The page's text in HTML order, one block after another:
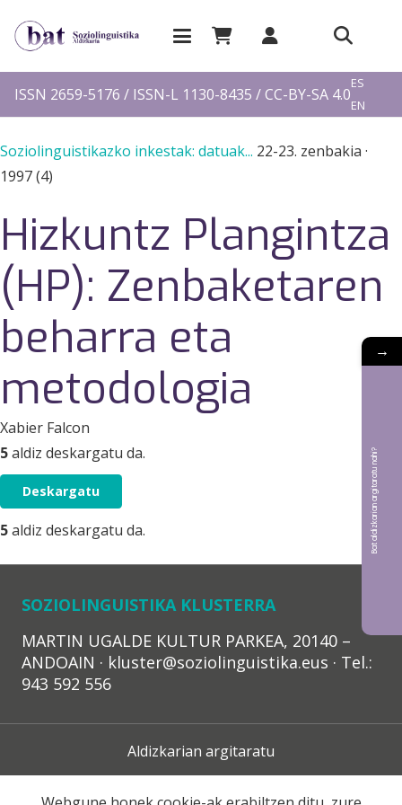
ISSN 2659-5176 / ISSN-L 1130-8435 / CC-BY-SA 4.0
ES
EN
Soziolinguistikazko inkestak: datuak... 22-23. zenbakia ·
1997 (4)
Hizkuntz Plangintza
(HP): Zenbaketaren
beharra eta
metodologia
Xabier Falcon
5aldiz deskargatu da.
Deskargatu
5aldiz deskargatu da.
SOZIOLINGUISTIKA KLUSTERRA
MARTIN UGALDE KULTUR PARKEA, 20140 –
ANDOAIN · kluster@soziolinguistika.eus · Tel.:
943 592 556
Aldizkarian argitaratu
Lege Oharra
→
Bat aldizkarian argitaratu nahi?